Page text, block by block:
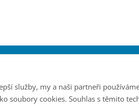
služby, my a naši partneři
soubory cookies. Souhlas s těmito
Produkty
Problémy vody